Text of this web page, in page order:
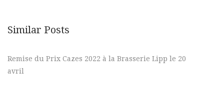
Similar Posts
Remise du Prix Cazes 2022 à la Brasserie Lipp le 20
avril